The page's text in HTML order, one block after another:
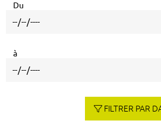
Du
à
FILTRER PAR